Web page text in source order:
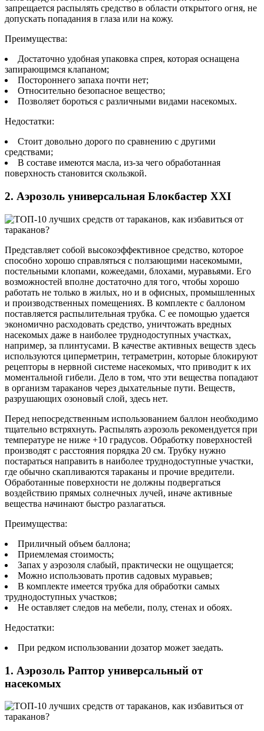
запрещается распылять средство в области открытого огня, не
допускать попадания в глаза или на кожу.
Преимущества:
Достаточно удобная упаковка спрея, которая оснащена
запирающимся клапаном;
Постороннего запаха почти нет;
Относительно безопасное вещество;
Позволяет бороться с различными видами насекомых.
Недостатки:
Стоит довольно дорого по сравнению с другими
средствами;
В составе имеются масла, из-за чего обработанная
поверхность становится скользкой.
2. Аэрозоль универсальная Блокбастер XXI
Представляет собой высокоэффективное средство, которое
способно хорошо справляться с ползающими насекомыми,
постельными клопами, кожеедами, блохами, муравьями. Его
возможностей вполне достаточно для того, чтобы хорошо
работать не только в жилых, но и в офисных, промышленных
и производственных помещениях. В комплекте с баллоном
поставляется распылительная трубка. С ее помощью удается
экономично расходовать средство, уничтожать вредных
насекомых даже в наиболее труднодоступных участках,
например, за плинтусами. В качестве активных веществ здесь
используются циперметрин, тетраметрин, которые блокируют
рецепторы в нервной системе насекомых, что приводит к их
моментальной гибели. Дело в том, что эти вещества попадают
в организм тараканов через дыхательные пути. Веществ,
разрушающих озоновый слой, здесь нет.
Перед непосредственным использованием баллон необходимо
тщательно встряхнуть. Распылять аэрозоль рекомендуется при
температуре не ниже +10 градусов. Обработку поверхностей
производят с расстояния порядка 20 см. Трубку нужно
постараться направить в наиболее труднодоступные участки,
где обычно скапливаются тараканы и прочие вредители.
Обработанные поверхности не должны подвергаться
воздействию прямых солнечных лучей, иначе активные
вещества начинают быстро разлагаться.
Преимущества:
Приличный объем баллона;
Приемлемая стоимость;
Запах у аэрозоля слабый, практически не ощущается;
Можно использовать против садовых муравьев;
В комплекте имеется трубка для обработки самых
труднодоступных участков;
Не оставляет следов на мебели, полу, стенах и обоях.
Недостатки:
При редком использовании дозатор может заедать.
1. Аэрозоль Раптор универсальный от
насекомых